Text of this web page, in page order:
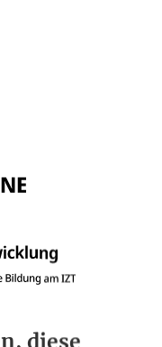
diese